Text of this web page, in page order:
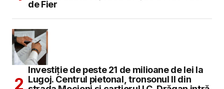
de Fier
Investiție de peste 21 de milioane de lei la
Lugoj. Centrul pietonal, tronsonul II din